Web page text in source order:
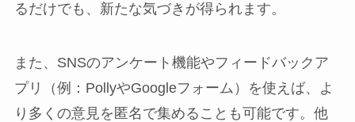
るだけでも、新たな気づきが得られます。
また、SNSのアンケート機能やフィードバックア
プリ（例：PollyやGoogleフォーム）を使えば、よ
り多くの意見を匿名で集めることも可能です。他